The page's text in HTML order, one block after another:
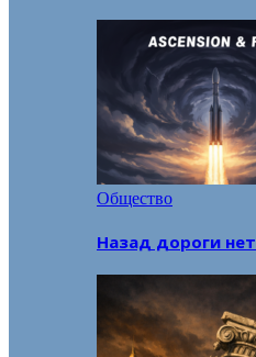
Общество
Назад дороги нет